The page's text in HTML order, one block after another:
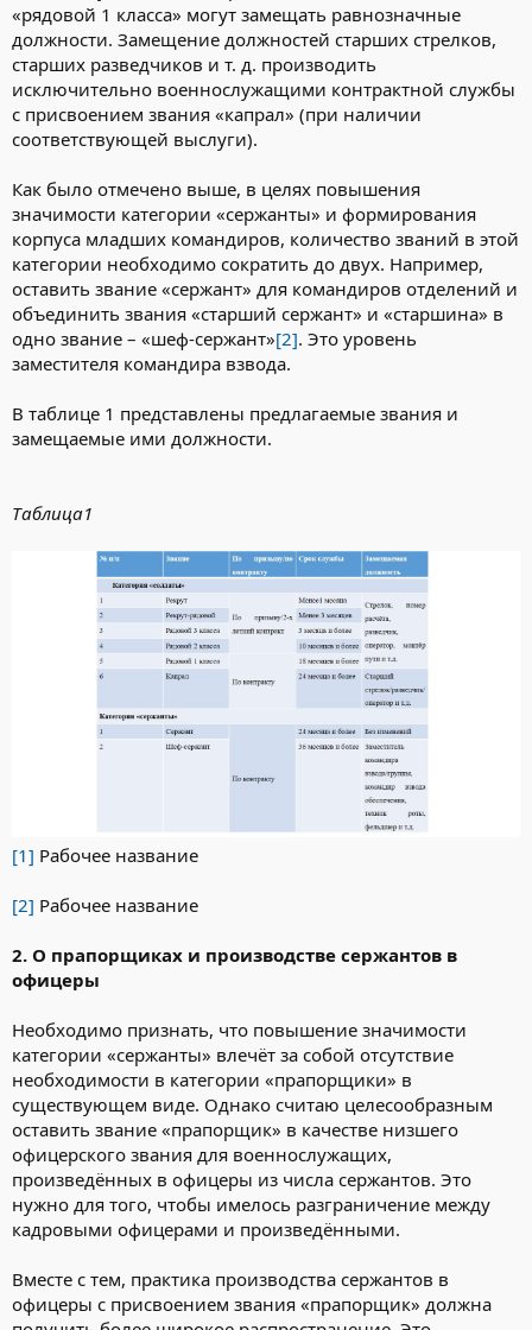
«рядовой 1 класса» могут замещать равнозначные
должности. Замещение должностей старших стрелков,
старших разведчиков и т. д. производить
исключительно военнослужащими контрактной службы
с присвоением звания «капрал» (при наличии
соответствующей выслуги).
Как было отмечено выше, в целях повышения
значимости категории «сержанты» и формирования
корпуса младших командиров, количество званий в этой
категории необходимо сократить до двух. Например,
оставить звание «сержант» для командиров отделений и
объединить звания «старший сержант» и «старшина» в
одно звание – «шеф-сержант»[2]. Это уровень
заместителя командира взвода.
В таблице 1 представлены предлагаемые звания и
замещаемые ими должности.
Таблица1
[1] Рабочее название
[2] Рабочее название
2. О прапорщиках и производстве сержантов в
офицеры
Необходимо признать, что повышение значимости
категории «сержанты» влечёт за собой отсутствие
необходимости в категории «прапорщики» в
существующем виде. Однако считаю целесообразным
оставить звание «прапорщик» в качестве низшего
офицерского звания для военнослужащих,
произведённых в офицеры из числа сержантов. Это
нужно для того, чтобы имелось разграничение между
кадровыми офицерами и произведёнными.
Вместе с тем, практика производства сержантов в
офицеры с присвоением звания «прапорщик» должна